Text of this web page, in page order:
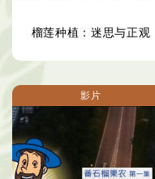
榴莲种植：迷思与正观
影片